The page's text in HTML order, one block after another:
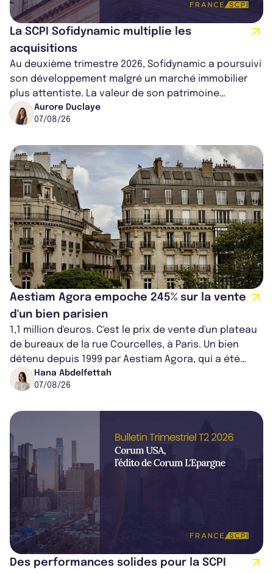
La SCPI Sofidynamic multiplie les
acquisitions
Au deuxième trimestre 2026, Sofidynamic a poursuivi
son développement malgré un marché immobilier
plus attentiste. La valeur de son patrimoine
progresse de 3,8% à périmètre constan...
Aurore Duclaye
07/08/26
Aestiam Agora empoche 245% sur la vente
d'un bien parisien
1,1 million d'euros. C'est le prix de vente d'un plateau
de bureaux de la rue Courcelles, à Paris. Un bien
détenu depuis 1999 par Aestiam Agora, qui a été
cédé avec une plus-value...
Hana Abdelfettah
07/08/26
Des performances solides pour la SCPI